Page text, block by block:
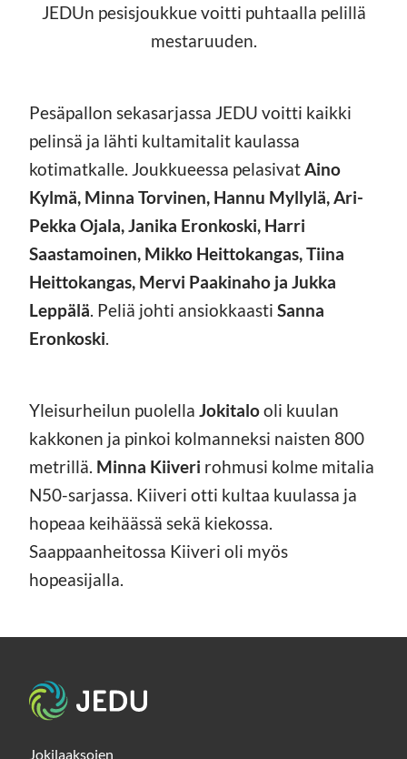
JEDUn pesisjoukkue voitti puhtaalla pelillä
mestaruuden.
Pesäpallon sekasarjassa JEDU voitti kaikki
pelinsä ja lähti kultamitalit kaulassa
kotimatkalle. Joukkueessa pelasivatAino
Kylmä, Minna Torvinen, Hannu Myllylä, Ari-
Pekka Ojala, Janika Eronkoski, Harri
Saastamoinen, Mikko Heittokangas, Tiina
Heittokangas, Mervi Paakinaho ja Jukka
Leppälä. Peliä johti ansiokkaasti Sanna
Eronkoski.
Yleisurheilun puolella Jokitalooli kuulan
kakkonen ja pinkoi kolmanneksi naisten 800
metrillä. Minna Kiiveri rohmusi kolme mitalia
N50-sarjassa. Kiiveri otti kultaa kuulassa ja
hopeaa keihäässä sekä kiekossa.
Saappaanheitossa Kiiveri oli myös
hopeasijalla.
Etusivu
Jokilaaksojen